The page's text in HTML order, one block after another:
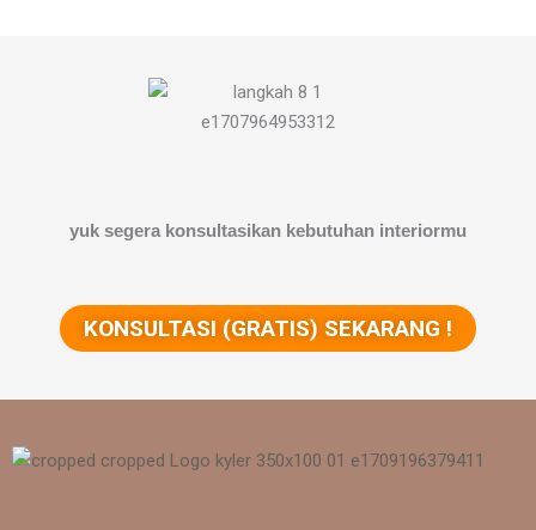
yuk segera konsultasikan kebutuhan interiormu
KONSULTASI (GRATIS) SEKARANG !